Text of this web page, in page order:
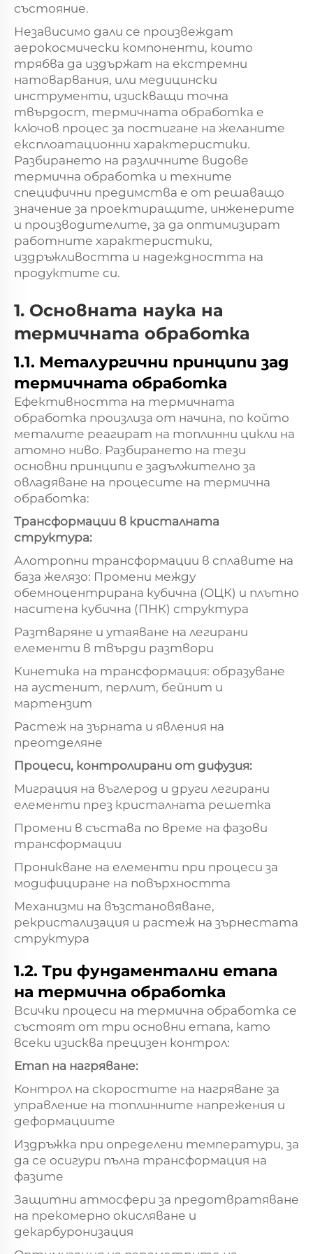
състояние.
Независимо дали се произвеждат
аерокосмически компоненти, които
трябва да издържат на екстремни
натоварвания, или медицински
инструменти, изискващи точна
твърдост, термичната обработка е
ключов процес за постигане на желаните
експлоатационни характеристики.
Разбирането на различните видове
термична обработка и техните
специфични предимства е от решаващо
значение за проектиращите, инженерите
и производителите, за да оптимизират
работните характеристики,
издръжливостта и надеждността на
продуктите си.
1. Основната наука на
термичната обработка
1.1. Металургични принципи зад
термичната обработка
Ефективността на термичната
обработка произлиза от начина, по който
металите реагират на топлинни цикли на
атомно ниво. Разбирането на тези
основни принципи е задължително за
овладяване на процесите на термична
обработка:
Трансформации в кристалната
структура:
Алотропни трансформации в сплавите на
база желязо: Промени между
обемноцентрирана кубична (ОЦК) и плътно
наситена кубична (ПНК) структура
Разтваряне и утаяване на легирани
елементи в твърди разтвори
Кинетика на трансформация: образуване
на аустенит, перлит, бейнит и
мартензит
Растеж на зърната и явления на
преотделяне
Процеси, контролирани от дифузия:
Миграция на въглерод и други легирани
елементи през кристалната решетка
Промени в състава по време на фазови
трансформации
Проникване на елементи при процеси за
модифициране на повърхността
Механизми на възстановяване,
рекристализация и растеж на зърнестата
структура
1.2. Три фундаментални етапа
на термична обработка
Всички процеси на термична обработка се
състоят от три основни етапа, като
всеки изисква прецизен контрол:
Етап на нагряване:
Контрол на скоростите на нагряване за
управление на топлинните напрежения и
деформациите
Издръжка при определени температури, за
да се осигури пълна трансформация на
фазите
Защитни атмосфери за предотвратяване
на прекомерно окисляване и
декарбуронизация